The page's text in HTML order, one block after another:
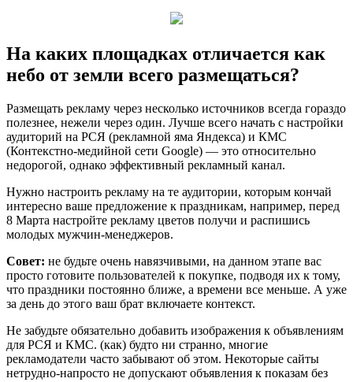
На каких площадках отличается как
небо от земли всего размещаться?
Размещать рекламу через несколько источников всегда гораздо
полезнее, нежели через один. Лучше всего начать с настройки
аудиторий на РСЯ (рекламной яма Яндекса) и КМС
(Контекстно-медийной сети Google) — это относительно
недорогой, однако эффективный рекламный канал.
Нужно настроить рекламу на те аудитории, которым кончай
интересно ваше предложение к праздникам, например, перед
8 Марта настройте рекламу цветов получи и распишись
молодых мужчин-менеджеров.
Совет: не будьте очень навязчивыми, на данном этапе вас
просто готовите пользователей к покупке, подводя их к тому,
что праздники постоянно ближе, а времени все меньше. А уже
за день до этого ваш брат включаете контекст.
Не забудьте обязательно добавить изображения к объявлениям
для РСЯ и КМС. (как) будто ни странно, многие
рекламодатели часто забывают об этом. Некоторые сайты
нетрудно-напросто не допускают объявления к показам без